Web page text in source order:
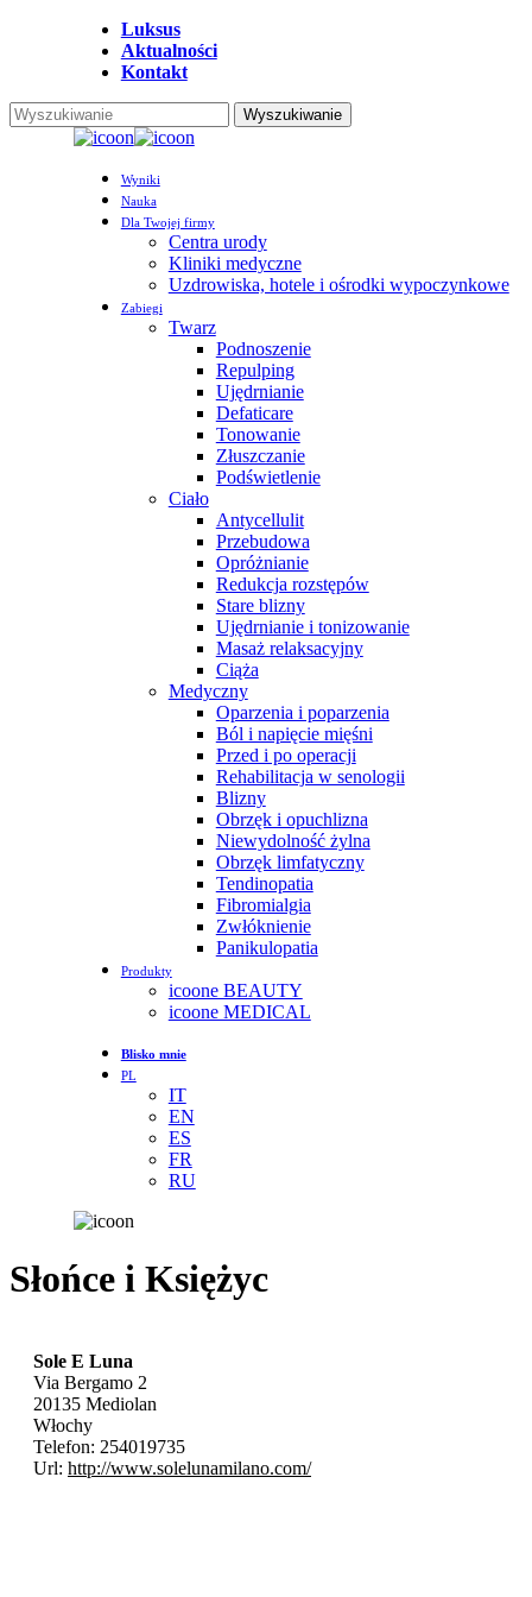
Luksus
Aktualności
Kontakt
Wyszukiwanie
Menu
Wyniki
Nauka
Dla Twojej firmy
Centra urody
Kliniki medyczne
Uzdrowiska, hotele i ośrodki wypoczynkowe
Zabiegi
Twarz
Podnoszenie
Repulping
Ujędrnianie
Defaticare
Tonowanie
Złuszczanie
Podświetlenie
Ciało
Antycellulit
Przebudowa
Opróżnianie
Redukcja rozstępów
Stare blizny
Ujędrnianie i tonizowanie
Masaż relaksacyjny
Ciąża
Medyczny
Oparzenia i poparzenia
Ból i napięcie mięśni
Przed i po operacji
Rehabilitacja w senologii
Blizny
Obrzęk i opuchlizna
Niewydolność żylna
Obrzęk limfatyczny
Tendinopatia
Fibromialgia
Zwłóknienie
Panikulopatia
Produkty
icoone BEAUTY
icoone MEDICAL
Blisko mnie
PL
IT
EN
ES
FR
RU
Słońce i Księżyc
Sole E Luna
Via Bergamo 2
20135 Mediolan
Włochy
Telefon: 254019735
Url: http://www.solelunamilano.com/